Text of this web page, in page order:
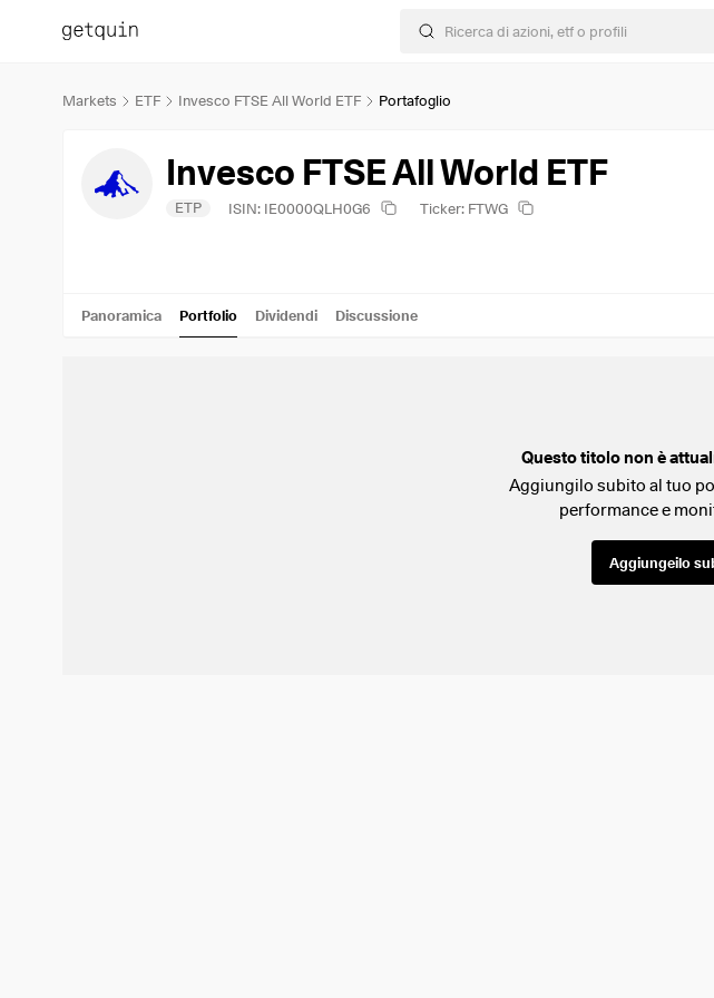
Markets ETF Invesco FTSE All World ETF Portafoglio
Invesco FTSE All World ETF
ETP ISIN: IE0000QLH0G6 Ticker: FTWG
Panoramica Portfolio Dividendi Discussione
Questo titolo non è
Aggiungilo subito al tuo
performance e
Aggiungeilo